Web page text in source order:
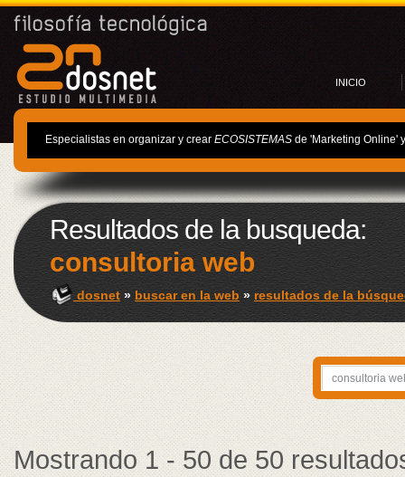
INICIO
Especialistas en organizar y crear ECOSISTEMAS de 'Marketing Online'
Resultados de la busqueda:
consultoria web
dosnet » buscar en la web » resultados de la
Mostrando 1 - 50 de 50